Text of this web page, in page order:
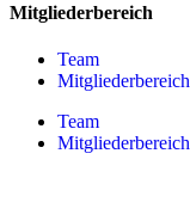
Mitgliederbereich
Team
Mitgliederbereich
Team
Mitgliederbereich